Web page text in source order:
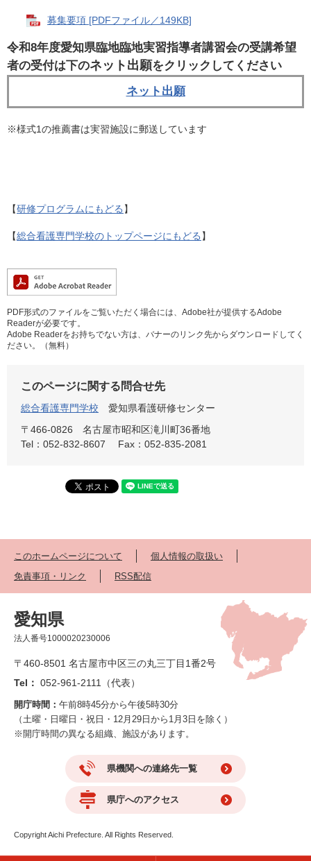
募集要項 [PDFファイル／149KB]
令和8年度愛知県臨地臨地実習指導者講習会の受講希望
者の受付は下のネット出願をクリックしてください
ネット出願
​※様式1の推薦書は実習施設に郵送しています
【研修プログラムにもどる 】
【総合看護専門学校のトップページにもどる 】
PDF形式のファイルをご覧いただく場合には、Adobe社が提供するAdobe
Readerが必要です。
Adobe Readerをお持ちでない方は、バナーのリンク先からダウンロードしてく
ださい。（無料）
このページに関する問合せ先
総合看護専門学校
愛知県看護研修センター
〒466-0826
名古屋市昭和区滝川町36番地
Tel：052-832-8607
Fax：052-835-2081
このホームページについて
個人情報の取扱い
免責事項・リンク
RSS配信
愛知県
法人番号1000020230006
〒460-8501 名古屋市中区三の丸三丁目1番2号
Tel： 052-961-2111（代表）
開庁時間： 午前8時45分から午後5時30分
（土曜・日曜日・祝日・12月29日から1月3日を除く）
※開庁時間の異なる組織、施設があります。
県機関への連絡先一覧
県庁へのアクセス
Copyright Aichi Prefecture. All Rights Reserved.